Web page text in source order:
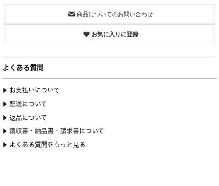
商品についてのお問い合わせ
お気に入りに登録